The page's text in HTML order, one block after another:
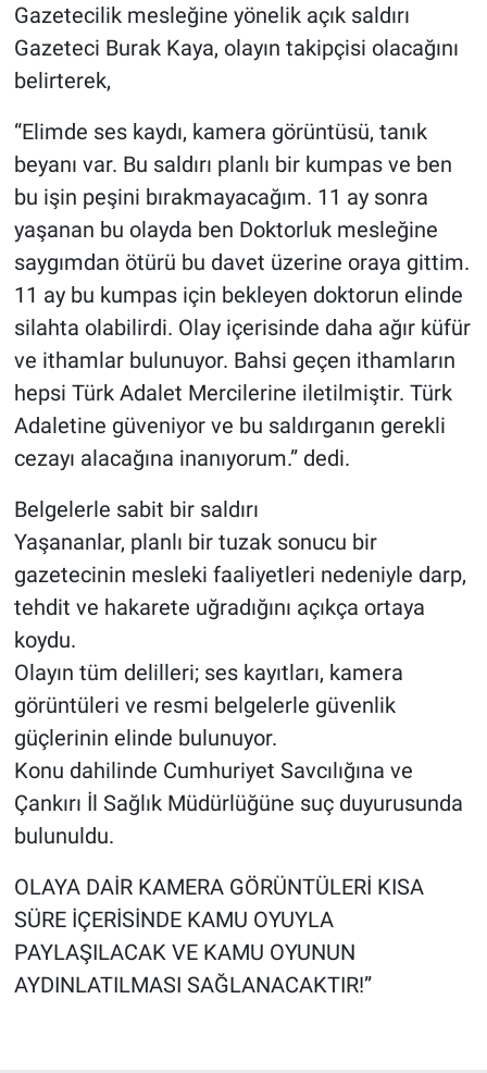
Gazetecilik mesleğine yönelik açık saldırı
Gazeteci Burak Kaya, olayın takipçisi olacağını
belirterek,
“Elimde ses kaydı, kamera görüntüsü, tanık
beyanı var. Bu saldırı planlı bir kumpas ve ben
bu işin peşini bırakmayacağım. 11 ay sonra
yaşanan bu olayda ben Doktorluk mesleğine
saygımdan ötürü bu davet üzerine oraya gittim.
11 ay bu kumpas için bekleyen doktorun elinde
silahta olabilirdi. Olay içerisinde daha ağır küfür
ve ithamlar bulunuyor. Bahsi geçen ithamların
hepsi Türk Adalet Mercilerine iletilmiştir. Türk
Adaletine güveniyor ve bu saldırganın gerekli
cezayı alacağına inanıyorum.” dedi.
Belgelerle sabit bir saldırı
Yaşananlar, planlı bir tuzak sonucu bir
gazetecinin mesleki faaliyetleri nedeniyle darp,
tehdit ve hakarete uğradığını açıkça ortaya
koydu.
Olayın tüm delilleri; ses kayıtları, kamera
görüntüleri ve resmi belgelerle güvenlik
güçlerinin elinde bulunuyor.
Konu dahilinde Cumhuriyet Savcılığına ve
Çankırı İl Sağlık Müdürlüğüne suç duyurusunda
bulunuldu.
OLAYA DAİR KAMERA GÖRÜNTÜLERİ KISA
SÜRE İÇERİSİNDE KAMU OYUYLA
PAYLAŞILACAK VE KAMU OYUNUN
AYDINLATILMASI SAĞLANACAKTIR!”